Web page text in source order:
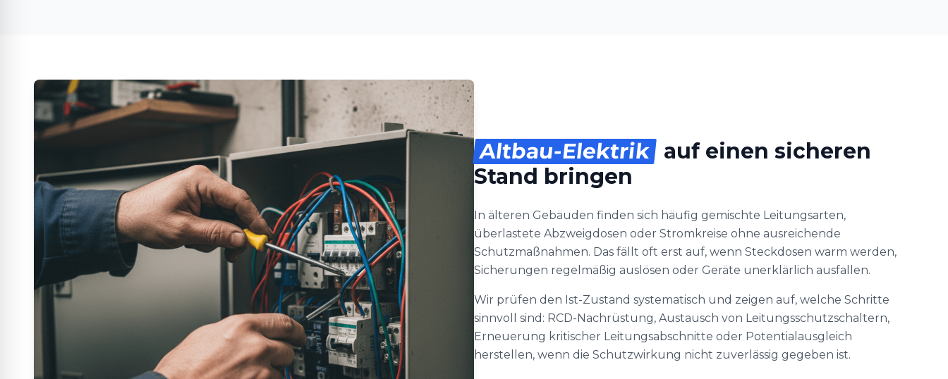
Altbau-Elektrik auf einen sicheren
Stand bringen
In älteren Gebäuden finden sich häufig gemischte Leitungsarten,
überlastete Abzweigdosen oder Stromkreise ohne ausreichende
Schutzmaßnahmen. Das fällt oft erst auf, wenn Steckdosen warm werden,
Sicherungen regelmäßig auslösen oder Geräte unerklärlich ausfallen.
Wir prüfen den Ist-Zustand systematisch und zeigen auf, welche Schritte
sinnvoll sind: RCD-Nachrüstung, Austausch von Leitungsschutzschaltern,
Erneuerung kritischer Leitungsabschnitte oder Potentialausgleich
herstellen, wenn die Schutzwirkung nicht zuverlässig gegeben ist.